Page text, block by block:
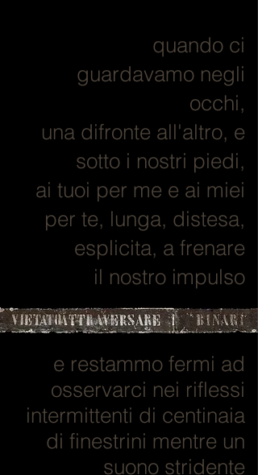
quando ci
guardavamo negli
occhi,
una difronte all'altro, e
sotto i nostri piedi,
ai tuoi per me e ai miei
per te, lunga, distesa,
esplicita, a frenare
il nostro impulso
e restammo fermi ad
osservarci nei riflessi
intermittenti di centinaia
di finestrini mentre un
suono stridente